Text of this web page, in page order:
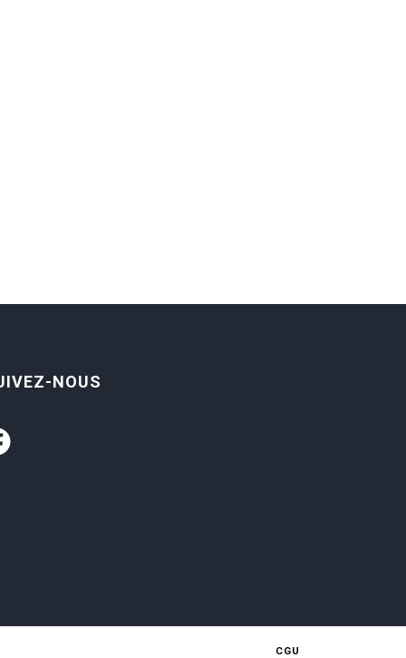
NOUS
CGU